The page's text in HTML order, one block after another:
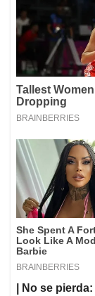
| No se pierda: